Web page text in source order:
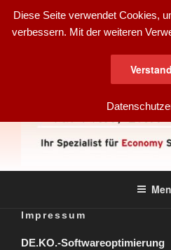
Impressum
DE.KO.-Softwareoptimierung
Diese Seite verwendet Cookies,
verbessern. Mit der weiteren